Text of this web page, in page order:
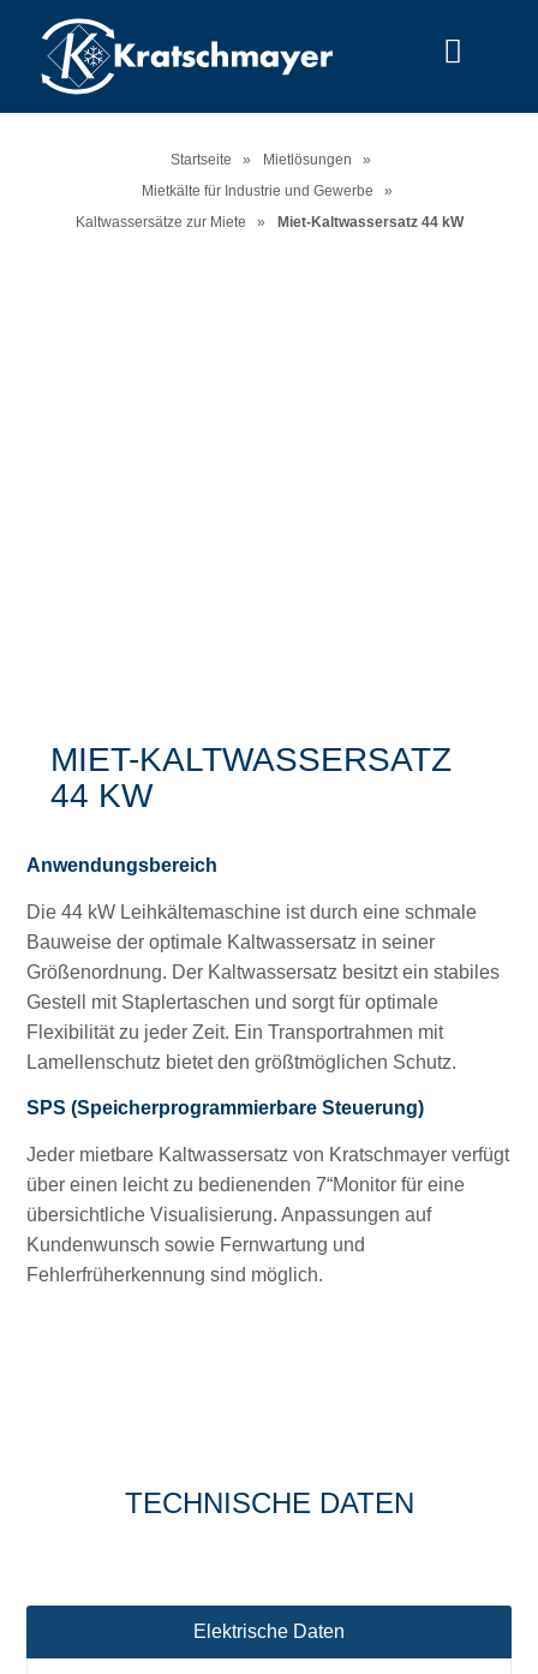
Startseite » Mietlösungen
»
Mietkälte für Industrie und Gewerbe
»
Kaltwassersätze zur Miete
» Miet-Kaltwassersatz 44 kW
MIET-KALTWASSERSATZ
44 KW
Anwendungsbereich
Die 44 kW Leihkältemaschine ist durch eine schmale
Bauweise der optimale Kaltwassersatz in seiner
Größenordnung. Der Kaltwassersatz besitzt ein stabiles
Gestell mit Staplertaschen und sorgt für optimale
Flexibilität zu jeder Zeit. Ein Transportrahmen mit
Lamellenschutz bietet den größtmöglichen Schutz.
SPS (Speicherprogrammierbare Steuerung)
Jeder mietbare Kaltwassersatz von Kratschmayer verfügt
über einen leicht zu bedienenden 7“Monitor für eine
übersichtliche Visualisierung. Anpassungen auf
Kundenwunsch sowie Fernwartung und
Fehlerfrüherkennung sind möglich.
TECHNISCHE DATEN
Elektrische Daten